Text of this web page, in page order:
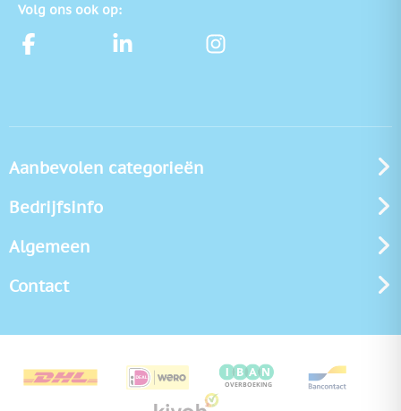
Volg ons ook op:
Aanbevolen categorieën
Bedrijfsinfo
Algemeen
Contact